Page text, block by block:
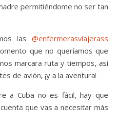
permitiéndome no ser tan
las @enfermerasviajerass
que no queríamos que
marcara ruta y tiempos, así
de avión, ¡y a la aventura!
a Cuba no es fácil, hay que
que vas a necesitar más